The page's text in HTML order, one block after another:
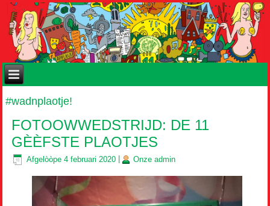
#wadnplaotje!
FOTOOWWEDSTRIJD: DE 11
GÈÈFSTE PLAOTJES
Afgelòòpe 4 februari 2020 Onze admin